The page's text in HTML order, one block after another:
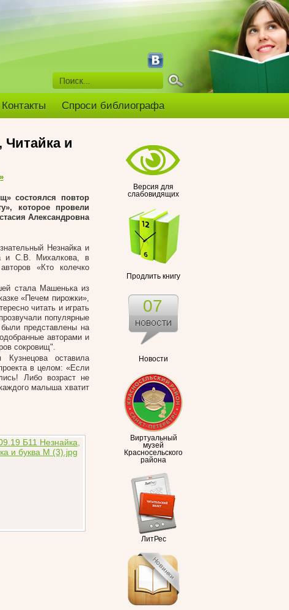
Контакты Спроси библиографа
Версия для
слабовидящих
Продлить книгу
Новости
07
Виртуальный
музей
Красносельского
района
ЛитРес
Читайка и
состоялся повтор
которое провели
Александровна
Незнайка и
и С.В. Михалкова, в
«Кто колечко
стала Машенька из
«Печем пирожки»,
читать и играть
популярные
представлены на
авторами и
сокровищ".
Кузнецова оставила
в целом: «Если
Либо возраст не
малыша хватит